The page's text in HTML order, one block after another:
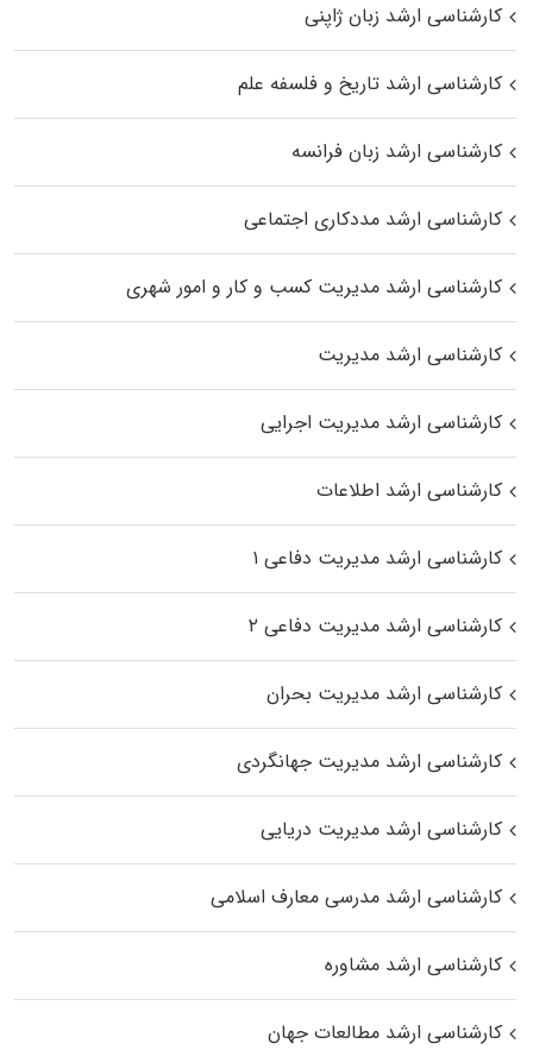
کارشناسی ارشد زبان ژاپنی
کارشناسی ارشد تاریخ و فلسفه علم
کارشناسی ارشد زبان فرانسه
کارشناسی ارشد مددکاری اجتماعی
کارشناسی ارشد مدیریت کسب و کار و امور شهری
کارشناسی ارشد مدیریت
کارشناسی ارشد مدیریت اجرایی
کارشناسی ارشد اطلاعات
کارشناسی ارشد مدیریت دفاعی ۱
کارشناسی ارشد مدیریت دفاعی ۲
کارشناسی ارشد مدیریت بحران
کارشناسی ارشد مدیریت جهانگردی
کارشناسی ارشد مدیریت دریایی
کارشناسی ارشد مدرسی معارف اسلامی
کارشناسی ارشد مشاوره
کارشناسی ارشد مطالعات جهان